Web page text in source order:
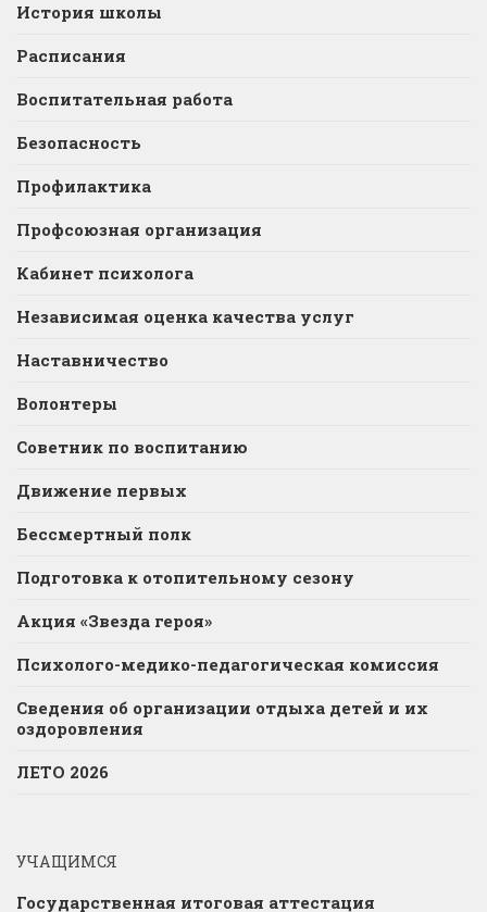
История школы
Расписания
Воспитательная работа
Безопасность
Профилактика
Профсоюзная организация
Кабинет психолога
Независимая оценка качества услуг
Наставничество
Волонтеры
Советник по воспитанию
Движение первых
Бессмертный полк
Подготовка к отопительному сезону
Акция «Звезда героя»
Психолого-медико-педагогическая комиссия
Сведения об организации отдыха детей и их
оздоровления
ЛЕТО 2026
УЧАЩИМСЯ
Государственная итоговая аттестация